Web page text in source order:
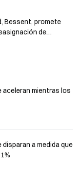
Bessent, promete
de
aceleran mientras los
a medida que